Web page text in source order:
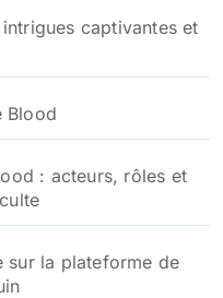
captivantes et
Blood
: acteurs, rôles et
sur la plateforme de